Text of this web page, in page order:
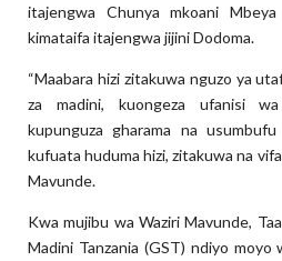
itajengwa Chunya mkoani
kimataifa itajengwa jijini Dodoma.
“Maabara hizi zitakuwa nguzo ya
za madini, kuongeza ufanisi
kupunguza gharama na
kufuata huduma hizi, zitakuwa na
Mavunde.
Kwa mujibu wa Waziri Mavunde,
Madini Tanzania (GST) ndiyo moyo